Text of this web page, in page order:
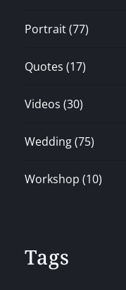
Portrait(77)
Quotes (17)
Videos (30)
Wedding(75)
Workshop (10)
Tags